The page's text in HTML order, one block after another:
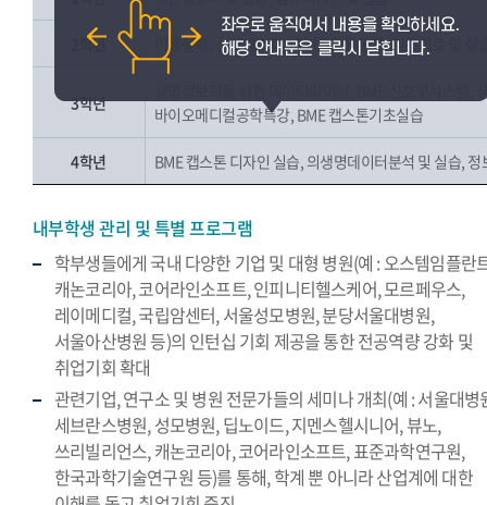
2학년 미생물학, 선형대수학, 바이오확률통계, 의용회로 및
3학년
바이오메디컬공학특강, BME 캡스톤기초실습
4학년 BME 캡스톤 디자인 실습, 의생명데이터분석 및 실습,
내부학생 관리 및 특별 프로그램
학부생들에게 국내 다양한 기업 및 대형 병원(예 : 오스템임플란
캐논코리아, 코어라인소프트, 인피니티헬스케어, 모르페우스,
레이메디컬, 국립암센터, 서울성모병원, 분당서울대병원,
서울아산병원 등)의 인턴십 기회 제공을 통한 전공역량 강화 및
취업기회 확대
관련기업, 연구소 및 병원 전문가들의 세미나 개최(예 : 서울대병
세브란스병원, 성모병원, 딥노이드, 지멘스헬시니어, 뷰노,
쓰리빌리언스, 캐논코리아, 코어라인소프트, 표준과학연구원,
한국과학기술연구원 등)를 통해, 학계 뿐 아니라 산업계에 대한